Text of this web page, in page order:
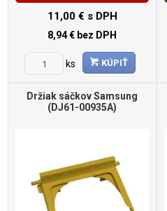
11,00 € s DPH
8,94 € bez DPH
ks KÚPIŤ
Držiak sáčkov Samsung
(DJ61-00935A)